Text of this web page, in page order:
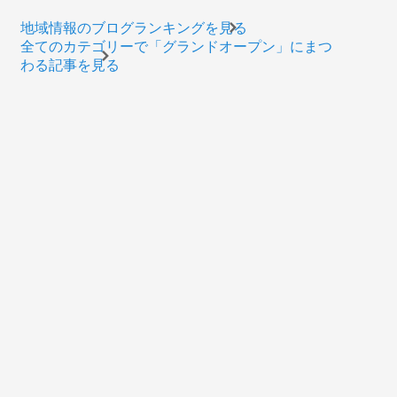
地域情報のブログランキングを見る
全てのカテゴリーで「グランドオープン」にまつ
わる記事を見る